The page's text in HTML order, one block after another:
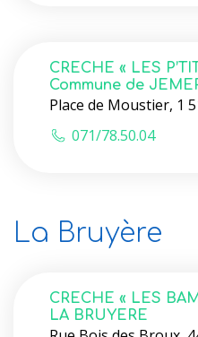
CRECHE « LES
Commune de
Place de Moustier, 1
071/78.50.04
La Bruyère
CRECHE « LES
LA BRUYERE